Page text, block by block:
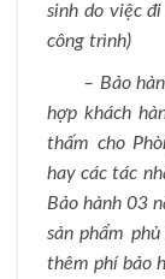
sinh do việc
công trình)
– Bảo
hợp khách
thấm cho
hay các tác
Bảo hành 03
sản phẩm
thêm phí bảo